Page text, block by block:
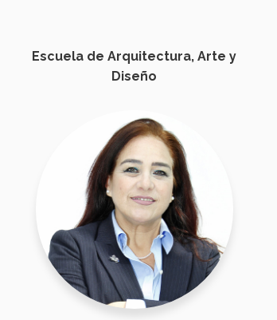
Escuela de Arquitectura, Arte y
Diseño